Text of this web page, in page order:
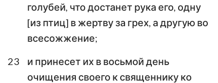
голубей, что достанет рука его, одну
[из птиц] в жертву за грех, а другую во
всесожжение;
23
и принесет их в восьмой день
очищения своего к священнику ко